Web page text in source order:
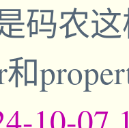
码农
和